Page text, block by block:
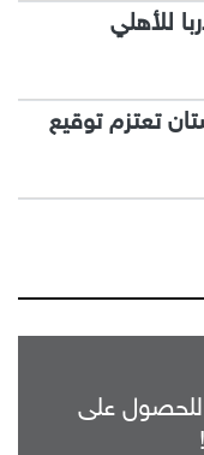
للأهلي
تعتزم توقيع
للحصول على